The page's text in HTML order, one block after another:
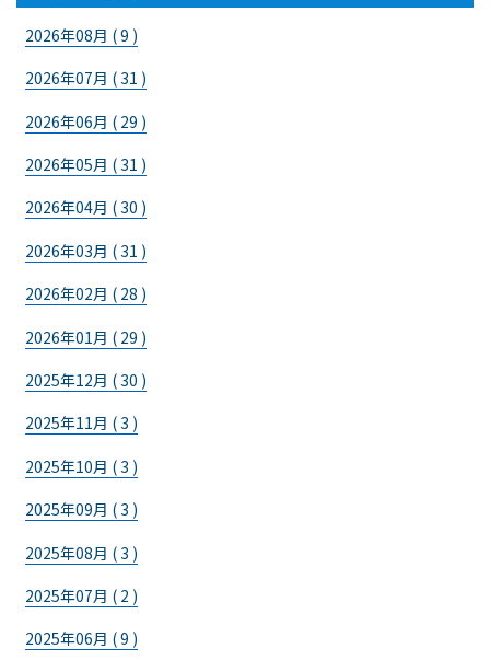
2026年08月 ( 9 )
2026年07月 ( 31 )
2026年06月 ( 29 )
2026年05月 ( 31 )
2026年04月 ( 30 )
2026年03月 ( 31 )
2026年02月 ( 28 )
2026年01月 ( 29 )
2025年12月 ( 30 )
2025年11月 ( 3 )
2025年10月 ( 3 )
2025年09月 ( 3 )
2025年08月 ( 3 )
2025年07月 ( 2 )
2025年06月 ( 9 )